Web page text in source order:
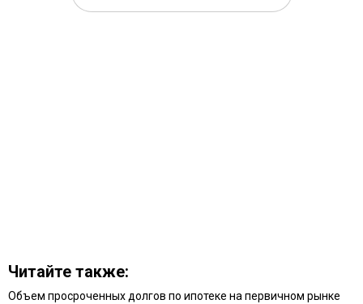
Читайте также:
Объем просроченных долгов по ипотеке на первичном рынке